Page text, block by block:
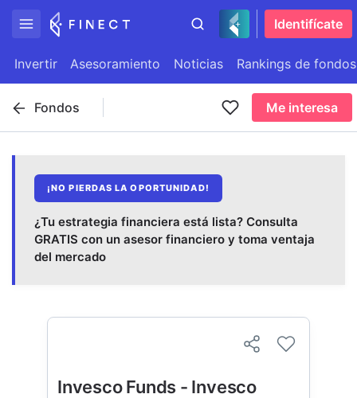
Identifícate
Invertir Asesoramiento Noticias Rankings de fondos
Fondos Me interesa
¡NO PIERDAS LA OPORTUNIDAD!
¿Tu estrategia financiera está lista? Consulta
GRATIS con un asesor financiero y toma ventaja
del mercado
Invesco Funds - Invesco